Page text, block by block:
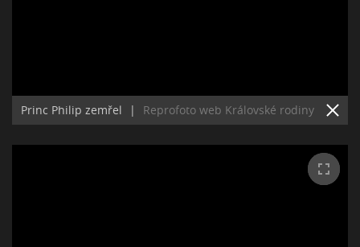
Princ Philip zemřel | Reprofoto web Královské rodiny